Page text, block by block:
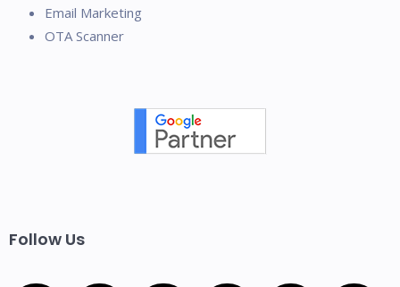
Email Marketing
OTA Scanner
Follow Us